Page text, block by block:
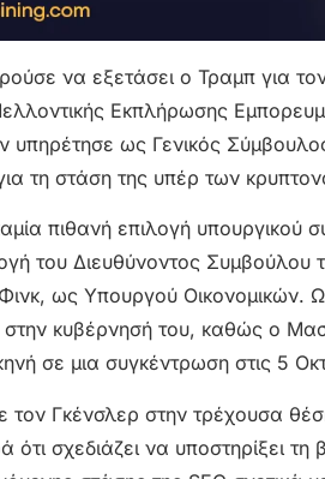
να εξετάσει ο Τραμπ για
Εκπλήρωσης
υπηρέτησε ως Γενικός
τη στάση της υπέρ των
πιθανή επιλογή υπουργικού
του Διευθύνοντος Συμβούλου
ως Υπουργού Οικονομικών.
κυβέρνησή του, καθώς ο
σε μια συγκέντρωση στις 5
Γκένσλερ στην τρέχουσα
σχεδιάζει να υποστηρίξει τη